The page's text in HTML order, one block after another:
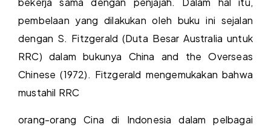
pembelaan yang dilakukan oleh buku ini sejalan
dengan S. Fitzgerald (Duta Besar Australia untuk
RRC) dalam bukunya China and the Overseas
Chinese (1972). Fitzgerald mengemukakan bahwa
mustahil RRC
orang-orang Cina di Indonesia dalam pelbagai